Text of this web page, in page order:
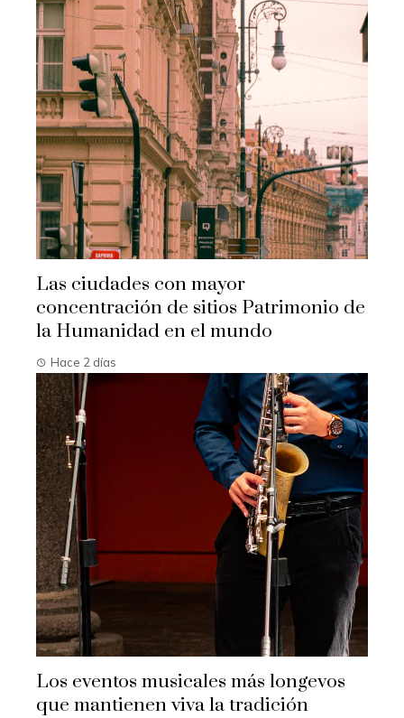
Las ciudades con mayor
concentración de sitios Patrimonio de
la Humanidad en el mundo
Hace 2 días
Los eventos musicales más longevos
que mantienen viva la tradición